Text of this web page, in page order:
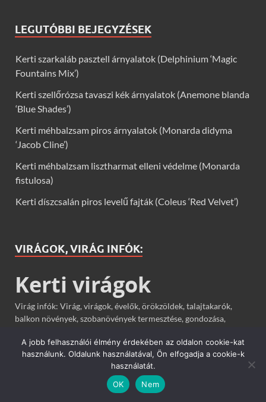
LEGUTÓBBI BEJEGYZÉSEK
Kerti szarkaláb pasztell árnyalatok (Delphinium ‘Magic
Fountains Mix’)
Kerti szellőrózsa tavaszi kék árnyalatok (Anemone blanda
‘Blue Shades’)
Kerti méhbalzsam piros árnyalatok (Monarda didyma
‘Jacob Cline’)
Kerti méhbalzsam lisztharmat elleni védelme (Monarda
fistulosa)
Kerti díszcsalán piros levelű fajták (Coleus ‘Red Velvet’)
VIRÁGOK, VIRÁG INFÓK:
Kerti virágok
Virág infók: Virág, virágok, évelők, örökzöldek, talajtakarók,
balkon növények, szobanövények termesztése, gondozása,
A jobb felhasználói élmény érdekében az oldalon cookie-kat
használunk. Oldalunk használatával, Ön elfogadja a cookie-k
használatát.
OK
Nem